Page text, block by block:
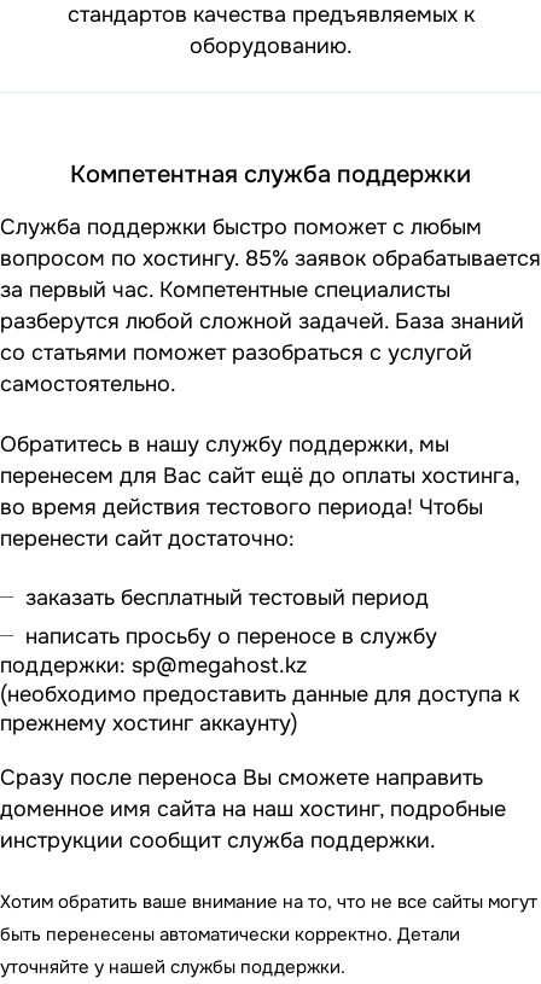
стандартов качества предъявляемых к
оборудованию.
Компетентная служба поддержки
Служба поддержки быстро поможет с любым
вопросом по хостингу. 85% заявок обрабатывается
за первый час. Компетентные специалисты
разберутся любой сложной задачей. База знаний
со статьями поможет разобраться с услугой
самостоятельно.
Обратитесь в нашу службу поддержки, мы
перенесем для Вас сайт ещё до оплаты хостинга,
во время действия тестового периода! Чтобы
перенести сайт достаточно:
заказать бесплатный тестовый период
написать просьбу о переносе в службу
поддержки: sp@megahost.kz
(необходимо предоставить данные для доступа к
прежнему хостинг аккаунту)
Сразу после переноса Вы сможете направить
доменное имя сайта на наш хостинг, подробные
инструкции сообщит служба поддержки.
Хотим обратить ваше внимание на то, что не все сайты могут
быть перенесены автоматически корректно. Детали
уточняйте у нашей службы поддержки.